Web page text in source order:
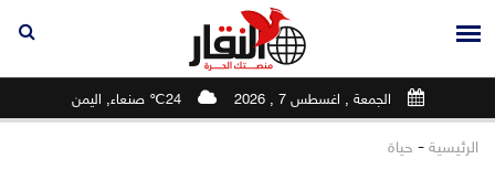
الجمعة , اغسطس 7 , 2026 24℃ صنعاء, اليمن
الرئيسية - حياة